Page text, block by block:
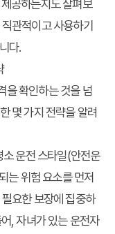
공하는지도 살펴보
관적이고 사용하기
다.
을 확인하는 것을 넘
몇 가지 전략을 알려
소 운전 스타일(안전운
는 위험 요소를 먼저
요한 보장에 집중하
, 자녀가 있는 운전자